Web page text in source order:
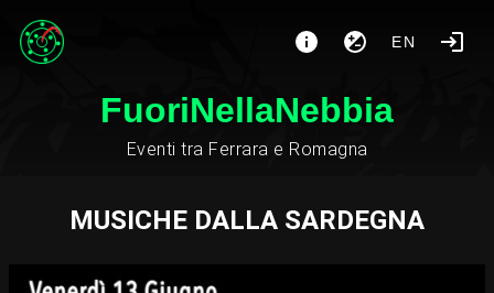
EN
FuoriNellaNebbia
Eventi tra Ferrara e Romagna
MUSICHE DALLA SARDEGNA